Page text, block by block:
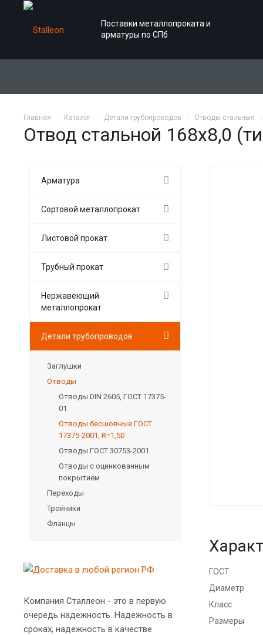
Поставки металлопроката и
арматуры по СПб
Главная Каталог Детали трубопроводов Отводы стальные
Отвод стальной 168х8,0
ГОСТ
Диаметр
Класс
Размеры
Арматура
Сортовой металлопрокат
Листовой прокат
Трубный прокат
Нержавеющий
металлопрокат
Детали трубопроводов
Заглушки
Отводы
Отводы DIN 2605, ГОСТ 17375-
01
Отводы бесшовные ГОСТ
17375-2001, R=1,5D
Отводы ГОСТ 30753-2001
Отводы с оцинкованным
покрытием
Переходы
Тройники
Фланцы
Компания Сталлеон - это в первую
очередь надежность. Надежность в
сроках, надежность в качестве